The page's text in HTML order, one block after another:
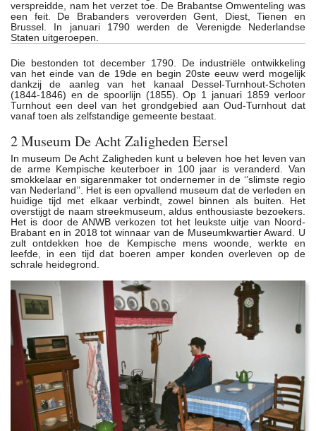
verspreidde, nam het verzet toe. De Brabantse Omwenteling was
een feit. De Brabanders veroverden Gent, Diest, Tienen en
Brussel. In januari 1790 werden de Verenigde Nederlandse
Staten uitgeroepen.
Die bestonden tot december 1790. De industriële ontwikkeling
van het einde van de 19de en begin 20ste eeuw werd mogelijk
dankzij de aanleg van het kanaal Dessel-Turnhout-Schoten
(1844-1846) en de spoorlijn (1855). Op 1 januari 1859 verloor
Turnhout een deel van het grondgebied aan Oud-Turnhout dat
vanaf toen als zelfstandige gemeente bestaat.
2 Museum De Acht Zaligheden Eersel
In museum De Acht Zaligheden kunt u beleven hoe het leven van
de arme Kempische keuterboer in 100 jaar is veranderd. Van
smokkelaar en sigarenmaker tot ondernemer in de ‘’slimste regio
van Nederland’’. Het is een opvallend museum dat de verleden en
huidige tijd met elkaar verbindt, zowel binnen als buiten. Het
overstijgt de naam streekmuseum, aldus enthousiaste bezoekers.
Het is door de ANWB verkozen tot het leukste uitje van Noord-
Brabant en in 2018 tot winnaar van de Museumkwartier Award. U
zult ontdekken hoe de Kempische mens woonde, werkte en
leefde, in een tijd dat boeren amper konden overleven op de
schrale heidegrond.